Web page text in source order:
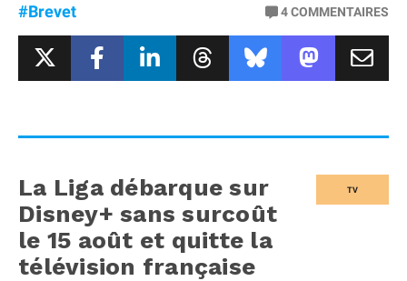
#Brevet 4COMMENTAIRES
TV
La Liga débarque sur
Disney+ sans surcoût
le 15 août et quitte la
télévision française